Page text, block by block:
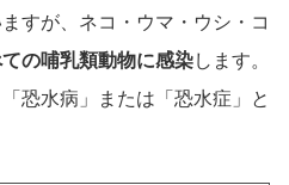
すが、ネコ・ウマ・ウシ・コ
の哺乳類動物に感染します。
恐水病」または「恐水症」と